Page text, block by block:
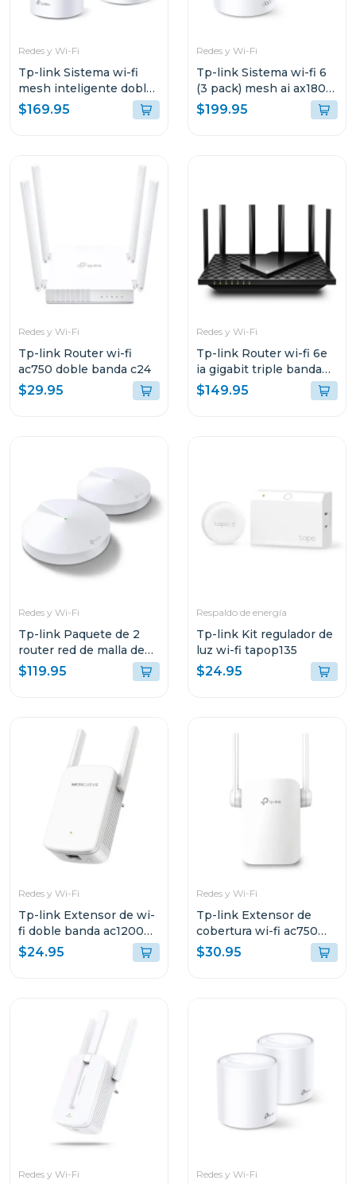
Redes y Wi-Fi
Tp-link Sistema wi-fi
mesh inteligente doble
banda a1900 3 pack
$169.95
Redes y Wi-Fi
Tp-link Sistema wi-fi 6
(3 pack) mesh ai ax1800
3 pack decox20
$199.95
Redes y Wi-Fi
Tp-link Router wi-fi
ac750 doble banda c24
$29.95
Redes y Wi-Fi
Tp-link Router wi-fi 6e
ia gigabit triple banda
axe5400
$149.95
Redes y Wi-Fi
Tp-link Paquete de 2
router red de malla de
wi-fi whole home mesh
ac1300 deco m5
$119.95
Respaldo de energía
Tp-link Kit regulador de
luz wi-fi tapop135
$24.95
Redes y Wi-Fi
Tp-link Extensor de wi-
fi doble banda ac1200
e30
$24.95
Redes y Wi-Fi
Tp-link Extensor de
cobertura wi-fi ac750
link backup re
$30.95
Redes y Wi-Fi Redes y Wi-Fi